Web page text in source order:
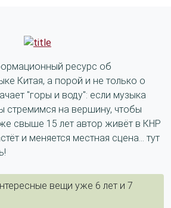
ресурс об
Китая, а порой и не только о
"горы и воду": если музыка
стремимся на вершину, чтобы
свыше 15 лет автор живёт в КНР
и меняется местная сцена... тут
вещи уже 6 лет и 7